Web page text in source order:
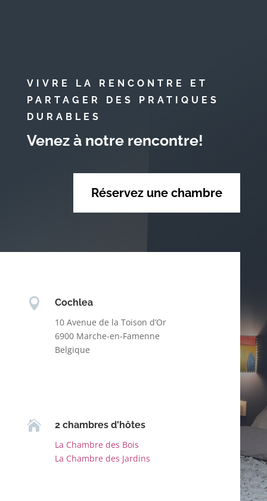
VIVRE LA RENCONTRE ET
PARTAGER DES PRATIQUES
DURABLES
Venez à notre rencontre!
Réservez une chambre

Cochlea
10 Avenue de la Toison d’Or
6900 Marche-en-Famenne
Belgique

2 chambres d'hôtes
La Chambre des Bois
La Chambre des Jardins